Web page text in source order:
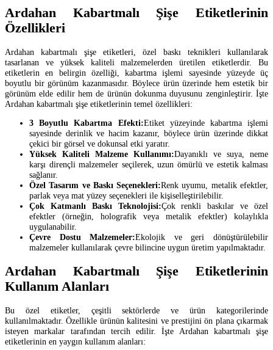
Ardahan Kabartmalı Şişe Etiketlerinin
Özellikleri
Ardahan kabartmalı şişe etiketleri, özel baskı teknikleri kullanılarak
tasarlanan ve yüksek kaliteli malzemelerden üretilen etiketlerdir. Bu
etiketlerin en belirgin özelliği, kabartma işlemi sayesinde yüzeyde üç
boyutlu bir görünüm kazanmasıdır. Böylece ürün üzerinde hem estetik bir
görünüm elde edilir hem de ürünün dokunma duyusunu zenginleştirir. İşte
Ardahan kabartmalı şişe etiketlerinin temel özellikleri:
3 Boyutlu Kabartma Efekti:Etiket yüzeyinde kabartma işlemi
sayesinde derinlik ve hacim kazanır, böylece ürün üzerinde dikkat
çekici bir görsel ve dokunsal etki yaratır.
Yüksek Kaliteli Malzeme Kullanımı:Dayanıklı ve suya, neme
karşı dirençli malzemeler seçilerek, uzun ömürlü ve estetik kalması
sağlanır.
Özel Tasarım ve Baskı Seçenekleri:Renk uyumu, metalik efektler,
parlak veya mat yüzey seçenekleri ile kişiselleştirilebilir.
Çok Katmanlı Baskı Teknolojisi:Çok renkli baskılar ve özel
efektler (örneğin, holografik veya metalik efektler) kolaylıkla
uygulanabilir.
Çevre Dostu Malzemeler:Ekolojik ve geri dönüştürülebilir
malzemeler kullanılarak çevre bilincine uygun üretim yapılmaktadır.
Ardahan Kabartmalı Şişe Etiketlerinin
Kullanım Alanları
Bu özel etiketler, çeşitli sektörlerde ve ürün kategorilerinde
kullanılmaktadır. Özellikle ürünün kalitesini ve prestijini ön plana çıkarmak
isteyen markalar tarafından tercih edilir. İşte Ardahan kabartmalı şişe
etiketlerinin en yaygın kullanım alanları: